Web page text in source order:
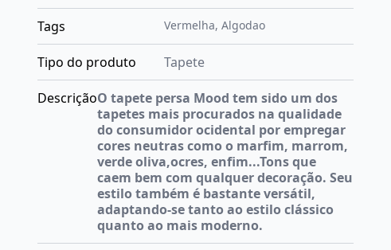
Tags Vermelha, Algodao
Tipo do produto Tapete
DescriçãoO tapete persa Mood tem sido um dos
tapetes mais procurados na qualidade
do consumidor ocidental por empregar
cores neutras como o marfim, marrom,
verde oliva,ocres, enfim...Tons que
caem bem com qualquer decoração. Seu
estilo também é bastante versátil,
adaptando-se tanto ao estilo clássico
quanto ao mais moderno.